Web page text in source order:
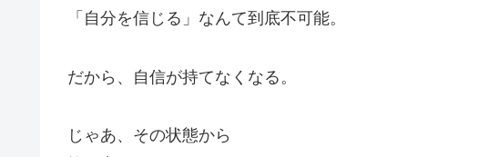
「自分を信じる」なんて到底不可能。
だから、自信が持てなくなる。
じゃあ、その状態から